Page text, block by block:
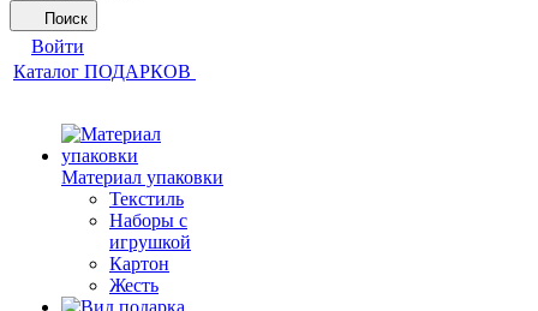
Поиск
Войти
Каталог ПОДАРКОВ
Материал упаковки
Текстиль
Наборы с
игрушкой
Картон
Жесть